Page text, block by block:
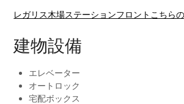
レガリス木場ステーションフロントこちら
建物設備
エレベーター
オートロック
宅配ボックス